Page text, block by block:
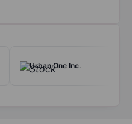
Urban One Inc.